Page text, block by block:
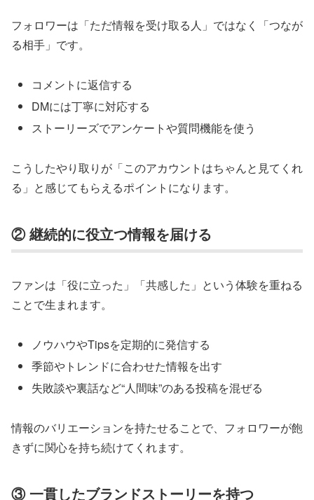
フォロワーは「ただ情報を受け取る人」ではなく「つなが
る相手」です。
コメントに返信する
DMには丁寧に対応する
ストーリーズでアンケートや質問機能を使う
こうしたやり取りが「このアカウントはちゃんと見てくれ
る」と感じてもらえるポイントになります。
② 継続的に役立つ情報を届ける
ファンは「役に立った」「共感した」という体験を重ねる
ことで生まれます。
ノウハウやTipsを定期的に発信する
季節やトレンドに合わせた情報を出す
失敗談や裏話など“人間味”のある投稿を混ぜる
情報のバリエーションを持たせることで、フォロワーが飽
きずに関心を持ち続けてくれます。
③ 一貫したブランドストーリーを持つ